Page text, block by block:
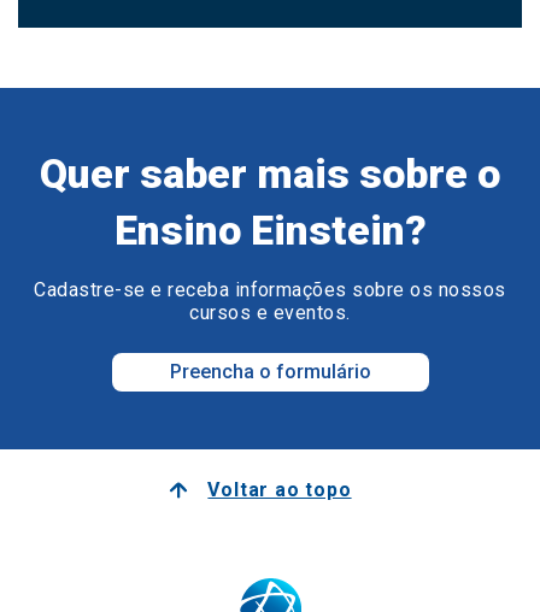
Quer saber mais sobre o
Ensino Einstein?
Cadastre-se e receba informações sobre os nossos
cursos e eventos.
Preencha o formulário
Voltar ao topo